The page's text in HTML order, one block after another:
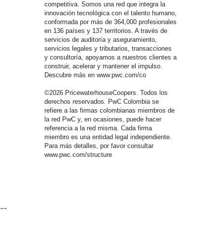
competitiva. Somos una red que integra la
innovación tecnológica con el talento humano,
conformada por más de 364,000 profesionales
en 136 países y 137 territorios. A través de
servicios de auditoría y aseguramiento,
servicios legales y tributarios, transacciones
y consultoría, apoyamos a nuestros clientes a
construir, acelerar y mantener el impulso.
Descubre más en www.pwc.com/co
©2026 PricewaterhouseCoopers. Todos los
derechos reservados. PwC Colombia se
refiere a las firmas colombianas miembros de
la red PwC y, en ocasiones, puede hacer
referencia a la red misma. Cada firma
miembro es una entidad legal independiente.
Para más detalles, por favor consultar
www.pwc.com/structure
--